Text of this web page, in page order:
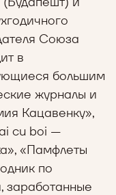
Союза
в
большим
журналы и
Кацавенку»,
cu boi —
«Памфлеты
по
заработанные